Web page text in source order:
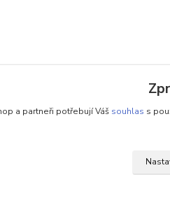
a partneři potřebují Váš souhlas s